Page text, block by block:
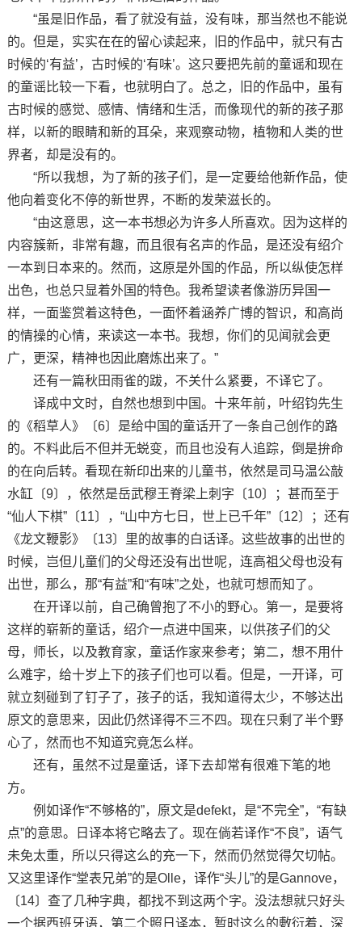
“虽是旧作品，看了就没有益，没有味，那当然也不能说
的。但是，实实在在的留心读起来，旧的作品中，就只有古
时候的‘有益’，古时候的‘有味’。这只要把先前的童谣和现在
的童谣比较一下看，也就明白了。总之，旧的作品中，虽有
古时候的感觉、感情、情绪和生活，而像现代的新的孩子那
样，以新的眼睛和新的耳朵，来观察动物，植物和人类的世
界者，却是没有的。
“所以我想，为了新的孩子们，是一定要给他新作品，使
他向着变化不停的新世界，不断的发荣滋长的。
“由这意思，这一本书想必为许多人所喜欢。因为这样的
内容簇新，非常有趣，而且很有名声的作品，是还没有绍介
一本到日本来的。然而，这原是外国的作品，所以纵使怎样
出色，也总只显着外国的特色。我希望读者像游历异国一
样，一面鉴赏着这特色，一面怀着涵养广博的智识，和高尚
的情操的心情，来读这一本书。我想，你们的见闻就会更
广，更深，精神也因此磨炼出来了。”
还有一篇秋田雨雀的跋，不关什么紧要，不译它了。
译成中文时，自然也想到中国。十来年前，叶绍钧先生
的《稻草人》〔6〕是给中国的童话开了一条自己创作的路
的。不料此后不但并无蜕变，而且也没有人追踪，倒是拚命
的在向后转。看现在新印出来的儿童书，依然是司马温公敲
水缸〔9〕，依然是岳武穆王脊梁上刺字〔10〕；甚而至于
“仙人下棋”〔11〕，“山中方七日，世上已千年”〔12〕；还有
《龙文鞭影》〔13〕里的故事的白话译。这些故事的出世的
时候，岂但儿童们的父母还没有出世呢，连高祖父母也没有
出世，那么，那“有益”和“有味”之处，也就可想而知了。
在开译以前，自己确曾抱了不小的野心。第一，是要将
这样的崭新的童话，绍介一点进中国来，以供孩子们的父
母，师长，以及教育家，童话作家来参考；第二，想不用什
么难字，给十岁上下的孩子们也可以看。但是，一开译，可
就立刻碰到了钉子了，孩子的话，我知道得太少，不够达出
原文的意思来，因此仍然译得不三不四。现在只剩了半个野
心了，然而也不知道究竟怎么样。
还有，虽然不过是童话，译下去却常有很难下笔的地
方。
例如译作“不够格的”，原文是defekt，是“不完全”，“有缺
点”的意思。日译本将它略去了。现在倘若译作“不良”，语气
未免太重，所以只得这么的充一下，然而仍然觉得欠切帖。
又这里译作“堂表兄弟”的是Olle，译作“头儿”的是Gannove，
〔14〕查了几种字典，都找不到这两个字。没法想就只好头
一个据西班牙语，第二个照日译本，暂时这么的敷衍着，深